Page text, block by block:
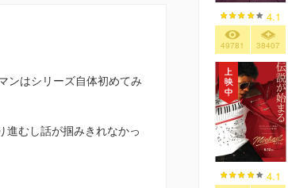
ンはシリーズ自体初めてみ
進むし話が掴みきれなかっ
4.1
49781 38407
4.1